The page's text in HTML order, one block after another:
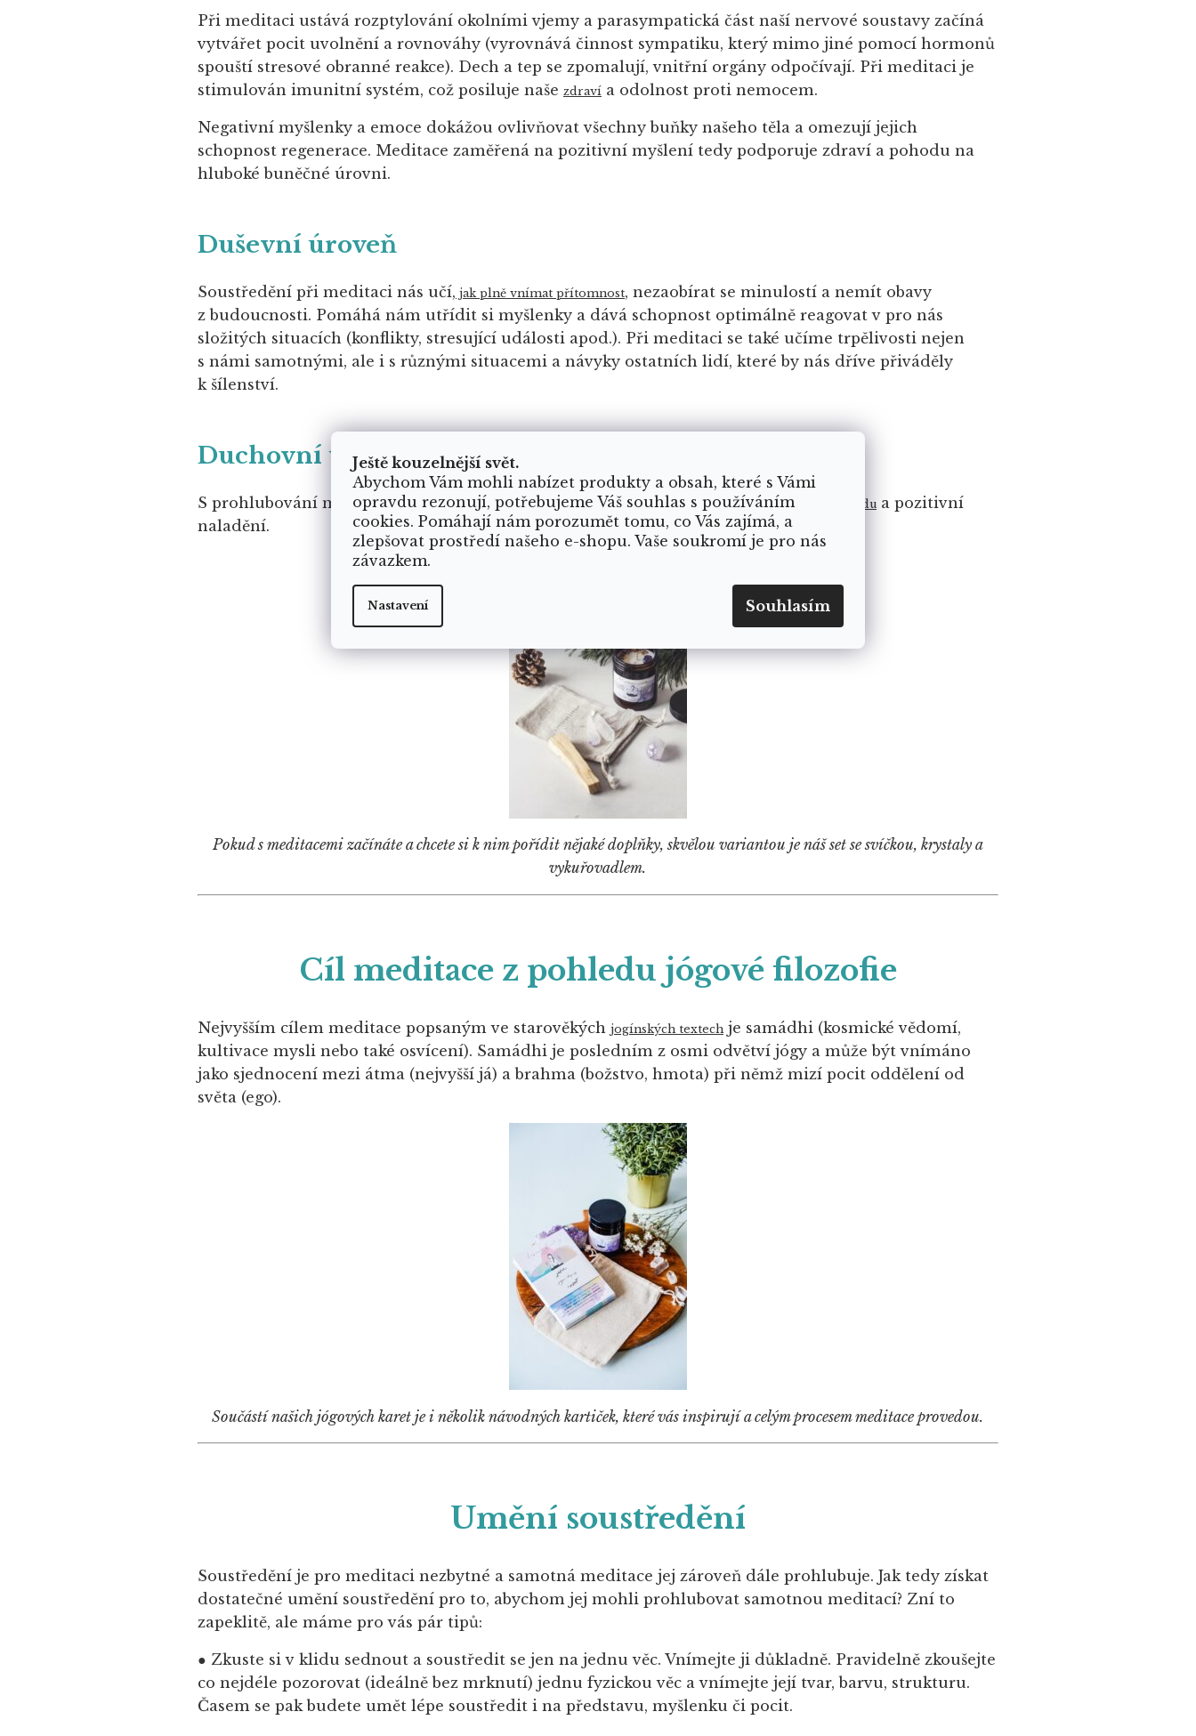
Ještě kouzelnější svět.
Abychom Vám mohli nabízet produkty a obsah, které s Vámi
opravdu rezonují, potřebujeme Váš souhlas s používáním
cookies. Pomáhají nám porozumět tomu, co Vás zajímá, a
zlepšovat prostředí našeho e-shopu. Vaše soukromí je pro nás
závazkem.
Nastavení Souhlasím
Při meditaci ustává rozptylování okolními vjemy a parasympatická část naší nervové soustavy začíná
vytvářet pocit uvolnění a rovnováhy (vyrovnává činnost sympatiku, který mimo jiné pomocí hormonů
spouští stresové obranné reakce). Dech a tep se zpomalují, vnitřní orgány odpočívají. Při meditaci je
stimulován imunitní systém, což posiluje naše zdravía odolnost proti nemocem.
Negativní myšlenky a emoce dokážou ovlivňovat všechny buňky našeho těla a omezují jejich
schopnost regenerace. Meditace zaměřená na pozitivní myšlení tedy podporuje zdraví a pohodu na
hluboké buněčné úrovni.
Duševní úroveň
Soustředění při meditaci nás učí, jak plně vnímat přítomnost, nezaobírat se minulostí a nemít obavy
z budoucnosti. Pomáhá nám utřídit si myšlenky a dává schopnost optimálně reagovat v pro nás
složitých situacích (konflikty, stresující události apod.). Při meditaci se také učíme trpělivosti nejen
s námi samotnými, ale i s různými situacemi a návyky ostatních lidí, které by nás dříve přiváděly
k šílenství.
Duchovní úroveň
S prohlubování meditační praxe získáte nové vhledy do svého bytí, víru v dobro, pohodua pozitivní
naladění.
Pokud s meditacemi začínáte a chcete si k nim pořídit nějaké doplňky, skvělou variantou je náš set se svíčkou, krystaly a
vykuřovadlem.
Cíl meditace z pohledu jógové filozofie
Nejvyšším cílem meditace popsaným ve starověkých jogínských textechje samádhi (kosmické vědomí,
kultivace mysli nebo také osvícení). Samádhi je posledním z osmi odvětví jógy a může být vnímáno
jako sjednocení mezi átma (nejvyšší já) a brahma (božstvo, hmota) při němž mizí pocit oddělení od
světa (ego).
Součástí našich jógových karet je i několik návodných kartiček, které vás inspirují a celým procesem meditace provedou.
Umění soustředění
Soustředění je pro meditaci nezbytné a samotná meditace jej zároveň dále prohlubuje. Jak tedy získat
dostatečné umění soustředění pro to, abychom jej mohli prohlubovat samotnou meditací? Zní to
zapeklitě, ale máme pro vás pár tipů:
● Zkuste si v klidu sednout a soustředit se jen na jednu věc. Vnímejte ji důkladně. Pravidelně zkoušejte
co nejdéle pozorovat (ideálně bez mrknutí) jednu fyzickou věc a vnímejte její tvar, barvu, strukturu.
Časem se pak budete umět lépe soustředit i na představu, myšlenku či pocit.